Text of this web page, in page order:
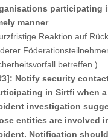
participating
manner
Reaktion auf
betreffen.)
Notify security
in Sirtfi when
investigation
entities are involved
Notification